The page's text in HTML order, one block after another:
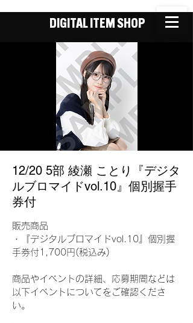
DIGITAL ITEM SHOP
12/20 5部 綾瀬 ことり『デジタ
ルブロマイドvol.10』個別握手
券付
販売商品
・『デジタルブロマイドvol.10』個別握
手券付1,700円(税込み)
商品やイベントの詳細、応募期間などは
以下イベントについてをご確認くださ
い。